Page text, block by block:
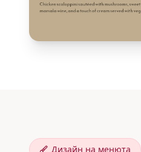
Дизайн на менюта